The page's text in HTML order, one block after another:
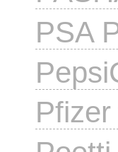
PSA
Pfizer